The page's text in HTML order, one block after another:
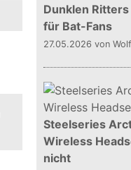
Dunklen
für Bat-Fans
27.05.2026 von
Steelseries
Wireless
nicht